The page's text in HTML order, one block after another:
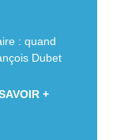
: quand
Dubet
+